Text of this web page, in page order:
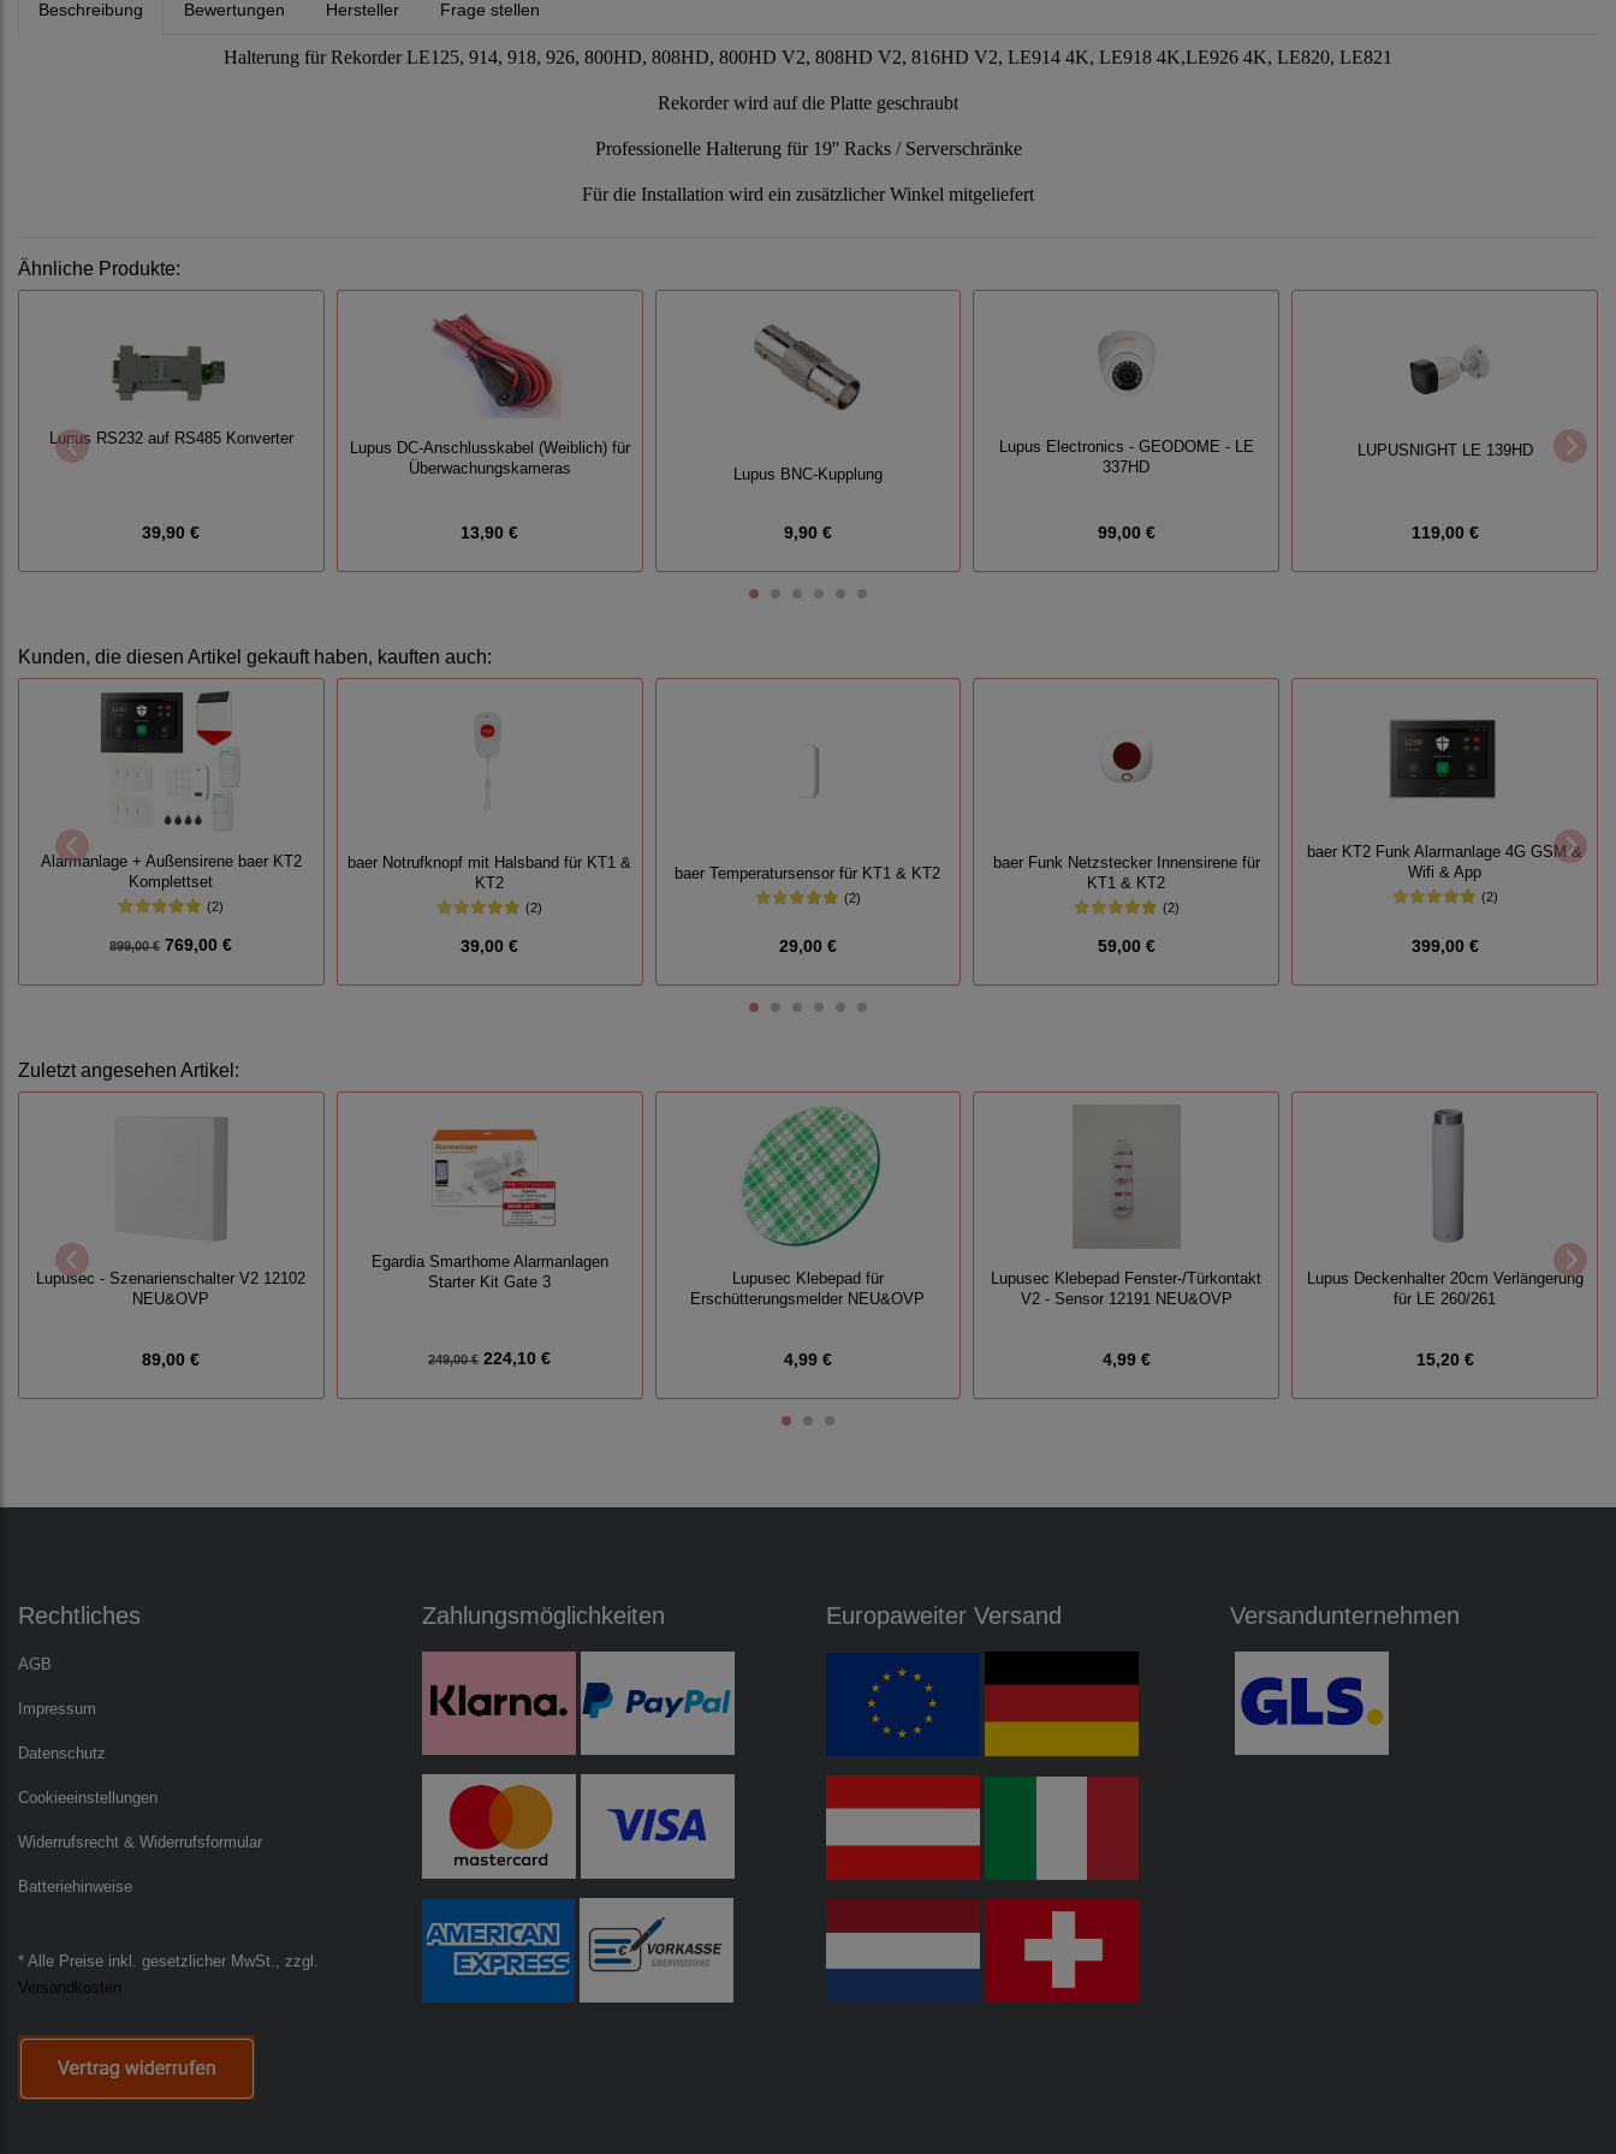
Beschreibung Bewertungen Hersteller Frage stellen
Halterung für Rekorder LE125, 914, 918, 926, 800HD, 808HD, 800HD V2, 808HD V2, 816HD V2, LE914 4K, LE918 4K,LE926 4K, LE820, LE821
Rekorder wird auf die Platte geschraubt
Professionelle Halterung für 19'' Racks / Serverschränke
Für die Installation wird ein zusätzlicher Winkel mitgeliefert
Ähnliche Produkte:
Lupus RS232 auf RS485 Konverter
39,90 €
Lupus DC-Anschlusskabel (Weiblich) für
Überwachungskameras
13,90 €
Lupus BNC-Kupplung
9,90 €
Lupus Electronics - GEODOME - LE
337HD
99,00 €
LUPUSNIGHT LE 139HD
119,00 €
Kunden, die diesen Artikel gekauft haben, kauften auch:
Alarmanlage + Außensirene baer KT2
Komplettset
(2)
899,00 €769,00 €
baer Notrufknopf mit Halsband für KT1 &
KT2
(2)
39,00 €
baer Temperatursensor für KT1 & KT2
(2)
29,00 €
baer Funk Netzstecker Innensirene für
KT1 & KT2
(2)
59,00 €
baer KT2 Funk Alarmanlage 4G GSM &
Wifi & App
(2)
399,00 €
Zuletzt angesehen Artikel:
Lupusec - Szenarienschalter V2 12102
NEU&OVP
89,00 €
Egardia Smarthome Alarmanlagen
Starter Kit Gate 3
249,00 € 224,10 €
Lupusec Klebepad für
Erschütterungsmelder NEU&OVP
4,99 €
Lupusec Klebepad Fenster-/Türkontakt
V2 - Sensor 12191 NEU&OVP
4,99 €
Lupus Deckenhalter 20cm Verlängerung
für LE 260/261
15,20 €
Rechtliches
AGB
Impressum
Datenschutz
Cookieeinstellungen
Widerrufsrecht & Widerrufsformular
Batteriehinweise
* Alle Preise inkl. gesetzlicher MwSt., zzgl.
Versandkosten
Zahlungsmöglichkeiten Europaweiter Versand Versandunternehmen